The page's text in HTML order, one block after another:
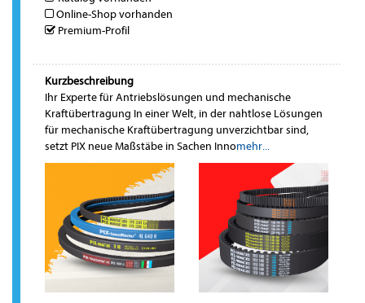
Online-Shop vorhanden
Premium-Profil
Kurzbeschreibung
Ihr Experte für Antriebslösungen und mechanische
Kraftübertragung In einer Welt, in der nahtlose Lösungen
für mechanische Kraftübertragung unverzichtbar sind,
setzt PIX neue Maßstäbe in Sachen Innomehr...